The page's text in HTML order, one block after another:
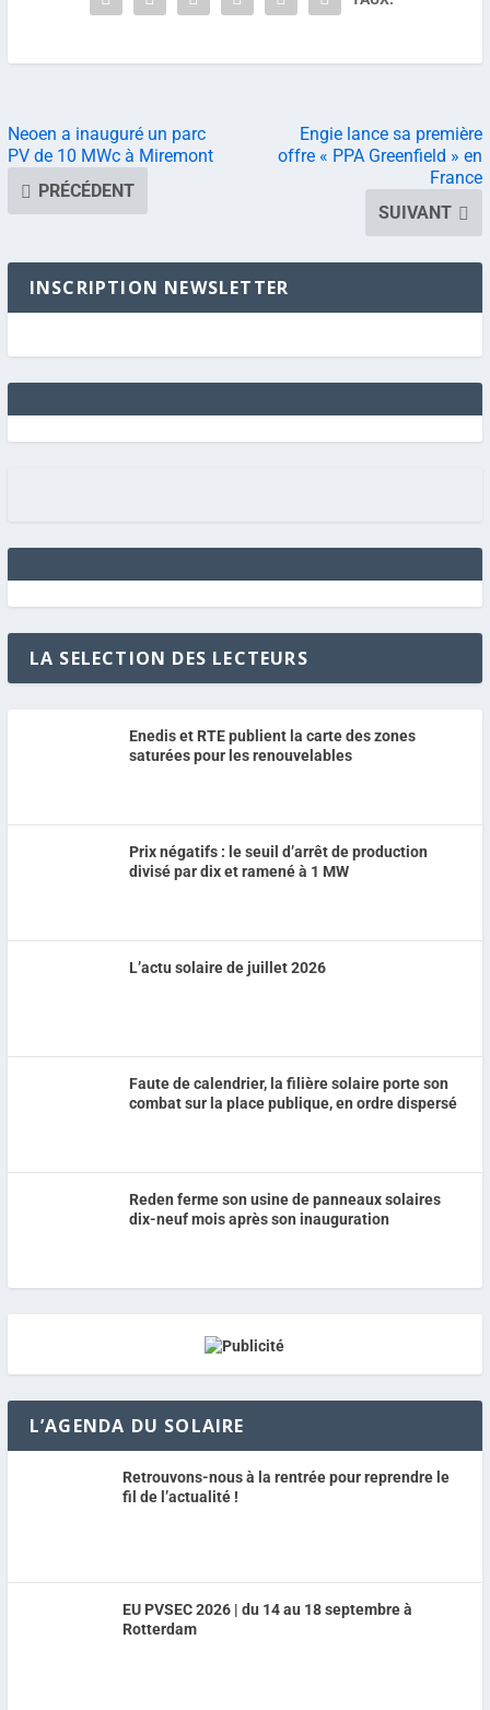
Neoen a inauguré un parc
PV de 10 MWc à Miremont
PRÉCÉDENT
Engie lance sa première
offre « PPA Greenfield » en
France
SUIVANT
INSCRIPTION NEWSLETTER
LA SELECTION DES LECTEURS
Enedis et RTE publient la carte des zones
saturées pour les renouvelables
Prix négatifs : le seuil d’arrêt de production
divisé par dix et ramené à 1 MW
L’actu solaire de juillet 2026
Faute de calendrier, la filière solaire porte son
combat sur la place publique, en ordre dispersé
Reden ferme son usine de panneaux solaires
dix-neuf mois après son inauguration
L’AGENDA DU SOLAIRE
Retrouvons-nous à la rentrée pour reprendre le
fil de l’actualité !
EU PVSEC 2026 | du 14 au 18 septembre à
Rotterdam